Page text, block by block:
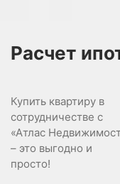
Расчет
Купить квартиру в
сотрудничестве с
«Атлас
– это выгодно и
просто!